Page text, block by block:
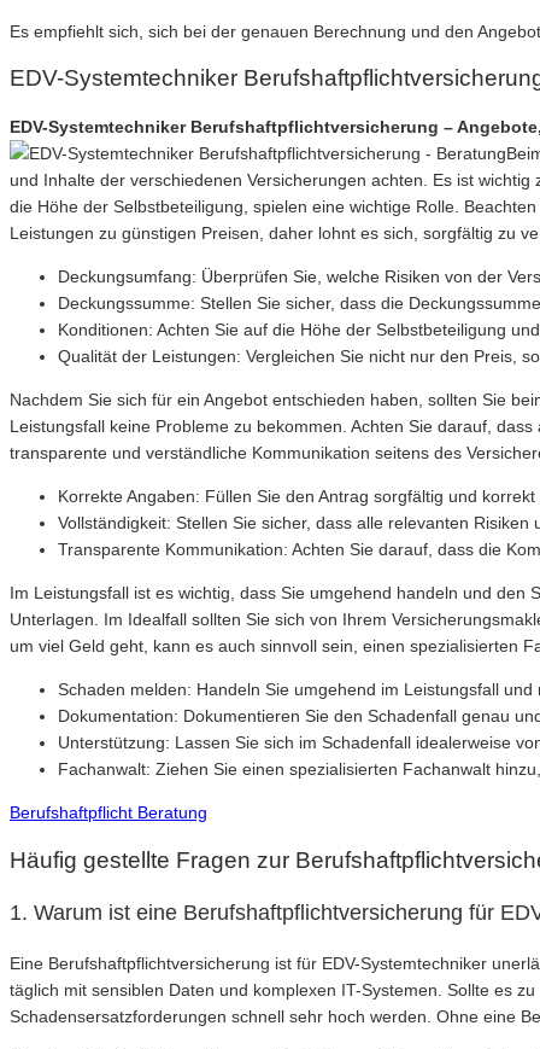
Es empfiehlt sich, sich bei der genauen Berechnung und den
EDV-Systemtechniker
EDV-Systemtechniker Berufshaftpflichtversicherung –
und Inhalte der verschiedenen Versicherungen achten. Es ist
die Höhe der Selbstbeteiligung, spielen eine wichtige Rolle.
Leistungen zu günstigen Preisen, daher lohnt es sich, sorgfältig zu
Deckungsumfang: Überprüfen Sie, welche Risiken von der
Deckungssumme: Stellen Sie sicher, dass die
Konditionen: Achten Sie auf die Höhe der Selbstbeteiligung
Qualität der Leistungen: Vergleichen Sie nicht nur den Preis,
Nachdem Sie sich für ein Angebot entschieden haben, sollten Sie
Leistungsfall keine Probleme zu bekommen. Achten Sie darauf,
transparente und verständliche Kommunikation seitens des
Korrekte Angaben: Füllen Sie den Antrag sorgfältig und
Vollständigkeit: Stellen Sie sicher, dass alle relevanten
Transparente Kommunikation: Achten Sie darauf, dass die
Im Leistungsfall ist es wichtig, dass Sie umgehend handeln und
Unterlagen. Im Idealfall sollten Sie sich von Ihrem
um viel Geld geht, kann es auch sinnvoll sein, einen spezialisierten
Schaden melden: Handeln Sie umgehend im Leistungsfall
Dokumentation: Dokumentieren Sie den Schadenfall genau
Unterstützung: Lassen Sie sich im Schadenfall idealerweise
Fachanwalt: Ziehen Sie einen spezialisierten Fachanwalt
Berufshaftpflicht Beratung
Häufig gestellte Fragen zur
1. Warum ist eine Berufshaftpflichtversicherung für
Eine Berufshaftpflichtversicherung ist für EDV-Systemtechniker
täglich mit sensiblen Daten und komplexen IT-Systemen. Sollte es
Schadensersatzforderungen schnell sehr hoch werden. Ohne eine